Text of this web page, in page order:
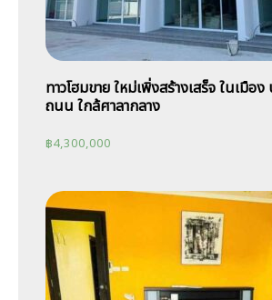
ทาวโฮมขาย ใหม่เพิ่งสร้างเสร็จ ในเมือ
ถนน ใกล้ศาลากลาง
฿4,300,000